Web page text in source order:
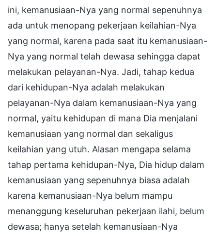
ini, kemanusiaan-Nya yang normal sepenuhnya
ada untuk menopang pekerjaan keilahian-Nya
yang normal, karena pada saat itu kemanusiaan-
Nya yang normal telah dewasa sehingga dapat
melakukan pelayanan-Nya. Jadi, tahap kedua
dari kehidupan-Nya adalah melakukan
pelayanan-Nya dalam kemanusiaan-Nya yang
normal, yaitu kehidupan di mana Dia menjalani
kemanusiaan yang normal dan sekaligus
keilahian yang utuh. Alasan mengapa selama
tahap pertama kehidupan-Nya, Dia hidup dalam
kemanusiaan yang sepenuhnya biasa adalah
karena kemanusiaan-Nya belum mampu
menanggung keseluruhan pekerjaan ilahi, belum
dewasa; hanya setelah kemanusiaan-Nya